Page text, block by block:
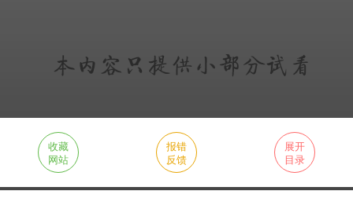
收藏
网站
报错
反馈
展开
目录